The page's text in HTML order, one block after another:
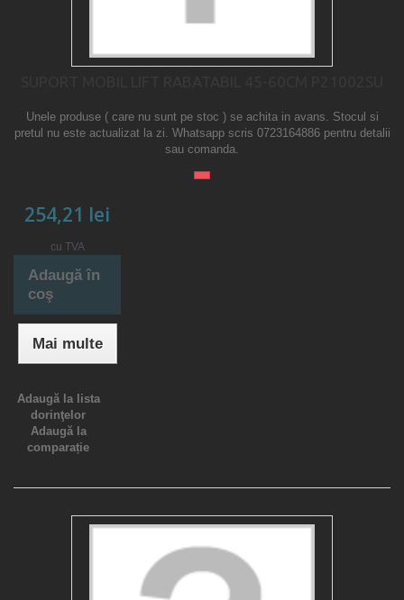
Unele produse ( care nu sunt pe stoc ) se achita in avans. Stocul si
pretul nu este actualizat la zi. Whatsapp scris 0723164886 pentru detalii
sau comanda.
254,21 lei
cu TVA
Adaugă în
coş
Mai multe
Adaugă la lista
dorinţelor
Adaugă la
comparație